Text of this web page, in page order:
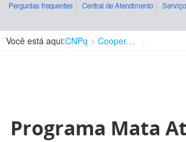
Perguntas frequentes Central de Atendimento
Você está aqui:CNPq Cooperação Internacional
Programa Mata